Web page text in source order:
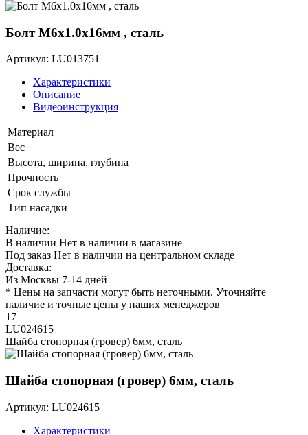
Болт M6х1.0х16мм , сталь
Артикул: LU013751
Характеристики
Описание
Видеоинструкция
Материал
Вес
Высота, ширина, глубина
Прочность
Срок службы
Тип насадки
Наличие:
В наличии Нет в наличии в магазине
Под заказ Нет в наличии на центральном складе
Доставка:
Из Москвы 7-14 дней
* Цены на запчасти могут быть неточными. Уточняйте
наличие и точные цены у наших менеджеров
17
LU024615
Шайба стопорная (гровер) 6мм, сталь
Шайба стопорная (гровер) 6мм, сталь
Артикул: LU024615
Характеристики